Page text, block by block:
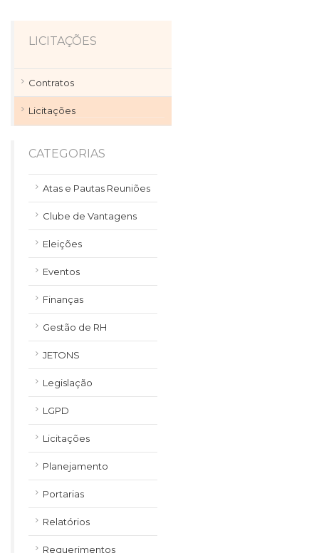
LICITAÇÕES
Contratos
Licitações
CATEGORIAS
Atas e Pautas Reuniões
Clube de Vantagens
Eleições
Eventos
Finanças
Gestão de RH
JETONS
Legislação
LGPD
Licitações
Planejamento
Portarias
Relatórios
Requerimentos